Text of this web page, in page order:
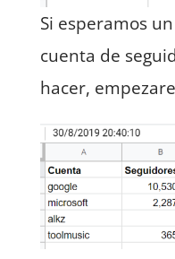
Si esperamos
cuenta de
hacer,